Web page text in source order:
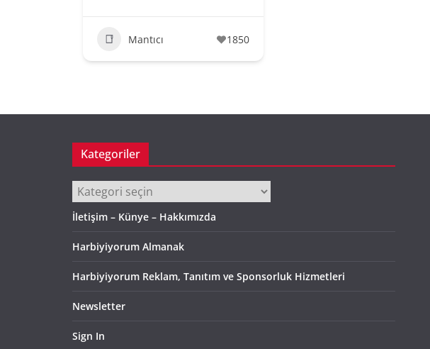
Mantıcı 1850
Kategoriler
Kategoriler
İletişim – Künye – Hakkımızda
Harbiyiyorum Almanak
Harbiyiyorum Reklam, Tanıtım ve Sponsorluk Hizmetleri
Newsletter
Sign In